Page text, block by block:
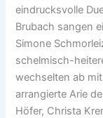
eindrucksvolle
Brubach sangen
Simone
schelmisch-
wechselten ab
arrangierte Arie
Höfer, Christa